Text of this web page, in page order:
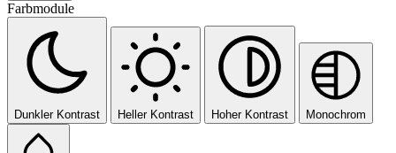
Farbmodule
Dunkler Kontrast Heller Kontrast Hoher Kontrast Monochrom